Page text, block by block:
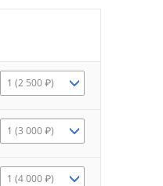
1 (2 500 ₽)
1 (3 000 ₽)
1 (4 000 ₽)